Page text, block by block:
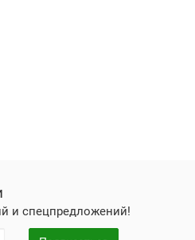
и спецпредложений!